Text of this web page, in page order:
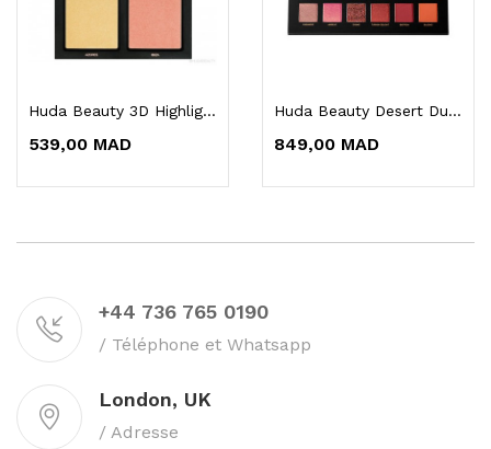
Huda Beauty 3D Highlighter Palette Pink Sands
539,00 MAD
Huda Beauty Desert Dusk Eyeshadow Palette
849,00 MAD
+44 736 765 0190
/ Téléphone et Whatsapp
London, UK
/ Adresse